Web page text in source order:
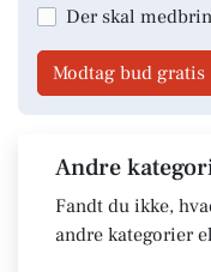
Der skal
Modtag bud gratis
Andre
Fandt du ikke,
andre kategorier